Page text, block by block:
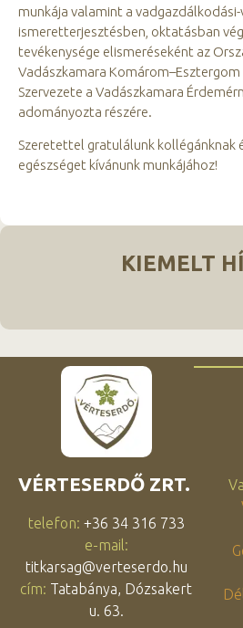
munkája valamint a
ismeretterjesztésben, oktatásban
tevékenysége elismeréseként az
Vadászkamara Komárom–Esztergom
Szervezete a Vadászkamara
adományozta részére.
Szeretettel gratulálunk kollégánknak
egészséget kívánunk munkájához!
KIEMELT
VÉRTESERDŐ ZRT.
telefon: +36 34 316 733
e-mail:
titkarsag@verteserdo.hu
cím: Tatabánya, Dózsakert
u. 63.